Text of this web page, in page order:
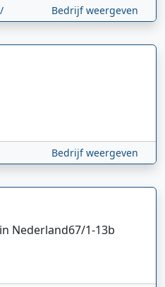
Bedrijf weergeven
Bedrijf weergeven
Nederland67/1-13b